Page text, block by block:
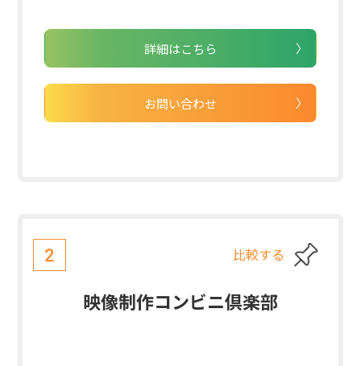
詳細はこちら
お問い合わせ
2 比較する
映像制作コンビニ倶楽部